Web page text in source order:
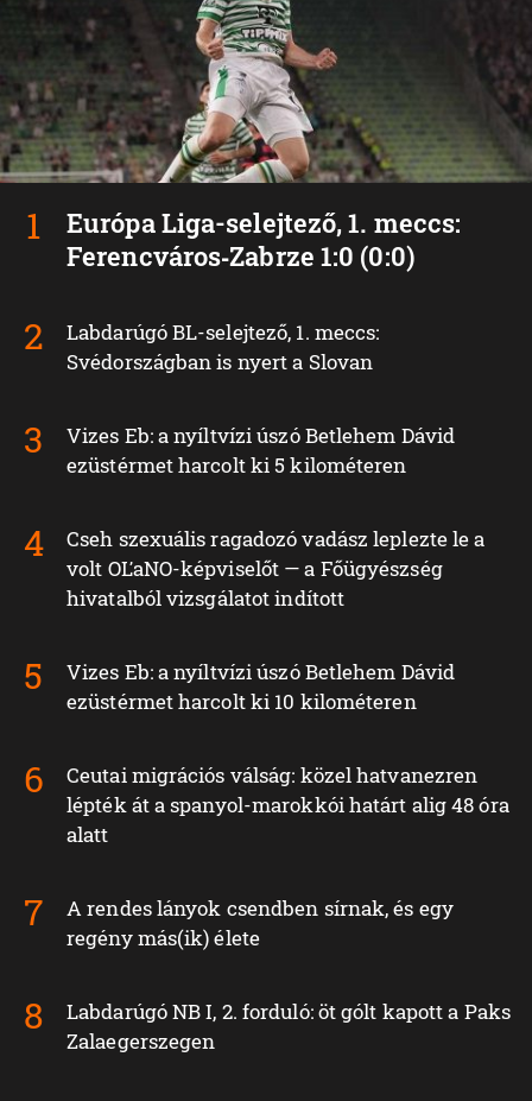
Európa Liga-selejtező, 1. meccs:
Ferencváros‑Zabrze 1:0 (0:0)
Labdarúgó BL-selejtező, 1. meccs:
Svédországban is nyert a Slovan
Vizes Eb: a nyíltvízi úszó Betlehem Dávid
ezüstérmet harcolt ki 5 kilométeren
Cseh szexuális ragadozó vadász leplezte le a
volt OĽaNO-képviselőt — a Főügyészség
hivatalból vizsgálatot indított
Vizes Eb: a nyíltvízi úszó Betlehem Dávid
ezüstérmet harcolt ki 10 kilométeren
Ceutai migrációs válság: közel hatvanezren
lépték át a spanyol-marokkói határt alig 48 óra
alatt
A rendes lányok csendben sírnak, és egy
regény más(ik) élete
Labdarúgó NB I, 2. forduló: öt gólt kapott a Paks
Zalaegerszegen